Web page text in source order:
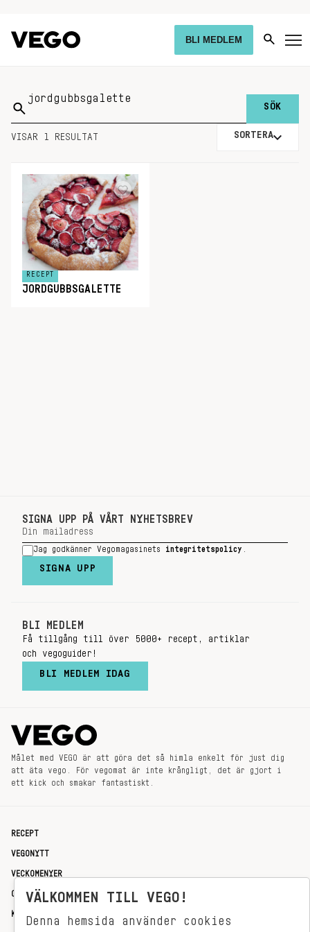
BLI MEDLEM
Sök
på:
VISAR 1 RESULTAT SORTERA
RECEPT
JORDGUBBSGALETTE
SIGNA UPP PÅ VÅRT NYHETSBREV
Jag godkänner Vegomagasinets integritetspolicy
SIGNA UPP
BLI MEDLEM
Få tillgång till över 5000+ recept, artiklar
och vegoguider!
BLI MEDLEM IDAG
Målet med VEGO är att göra det så himla enkelt för just dig
att äta vego. För vegomat är inte krångligt, det är gjort i
ett kick och smakar fantastiskt.
RECEPT
VEGONYTT
VECKOMENYER
OM OSS
KONTAKT
VÄLKOMMEN TILL VEGO!
Denna hemsida använder cookies